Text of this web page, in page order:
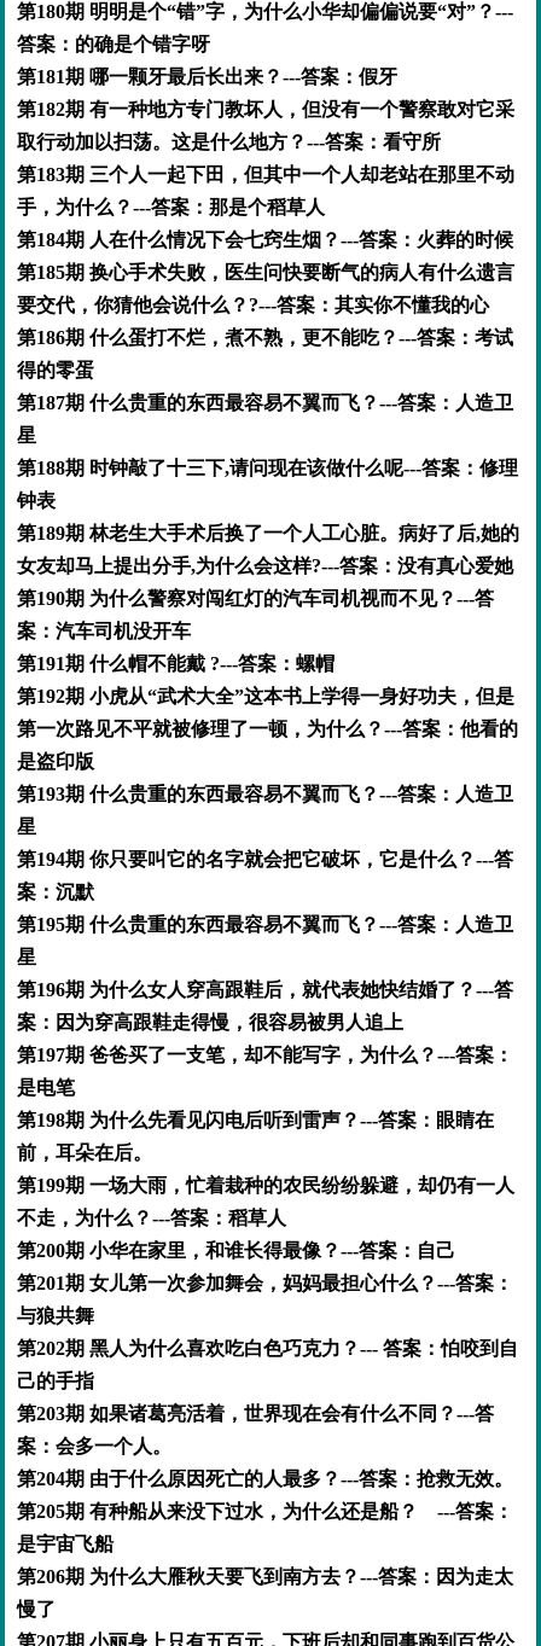
第180期 明明是个“错”字，为什么小华却偏偏说要“对”？---
答案：的确是个错字呀
第181期 哪一颗牙最后长出来？---答案：假牙
第182期 有一种地方专门教坏人，但没有一个警察敢对它采
取行动加以扫荡。这是什么地方？---答案：看守所
第183期 三个人一起下田，但其中一个人却老站在那里不动
手，为什么？---答案：那是个稻草人
第184期 人在什么情况下会七窍生烟？---答案：火葬的时候
第185期 换心手术失败，医生问快要断气的病人有什么遗言
要交代，你猜他会说什么？?---答案：其实你不懂我的心
第186期 什么蛋打不烂，煮不熟，更不能吃？---答案：考试
得的零蛋
第187期 什么贵重的东西最容易不翼而飞？---答案：人造卫
星
第188期 时钟敲了十三下,请问现在该做什么呢---答案：修理
钟表
第189期 林老生大手术后换了一个人工心脏。病好了后,她的
女友却马上提出分手,为什么会这样?---答案：没有真心爱她
第190期 为什么警察对闯红灯的汽车司机视而不见？---答
案：汽车司机没开车
第191期 什么帽不能戴 ?---答案：螺帽
第192期 小虎从“武术大全”这本书上学得一身好功夫，但是
第一次路见不平就被修理了一顿，为什么？---答案：他看的
是盗印版
第193期 什么贵重的东西最容易不翼而飞？---答案：人造卫
星
第194期 你只要叫它的名字就会把它破坏，它是什么？---答
案：沉默
第195期 什么贵重的东西最容易不翼而飞？---答案：人造卫
星
第196期 为什么女人穿高跟鞋后，就代表她快结婚了？---答
案：因为穿高跟鞋走得慢，很容易被男人追上
第197期 爸爸买了一支笔，却不能写字，为什么？---答案：
是电笔
第198期 为什么先看见闪电后听到雷声？---答案：眼睛在
前，耳朵在后。
第199期 一场大雨，忙着栽种的农民纷纷躲避，却仍有一人
不走，为什么？---答案：稻草人
第200期 小华在家里，和谁长得最像？---答案：自己
第201期 女儿第一次参加舞会，妈妈最担心什么？---答案：
与狼共舞
第202期 黑人为什么喜欢吃白色巧克力？--- 答案：怕咬到自
己的手指
第203期 如果诸葛亮活着，世界现在会有什么不同？---答
案：会多一个人。
第204期 由于什么原因死亡的人最多？---答案：抢救无效。
第205期 有种船从来没下过水，为什么还是船？ ---答案：
是宇宙飞船
第206期 为什么大雁秋天要飞到南方去？---答案：因为走太
慢了